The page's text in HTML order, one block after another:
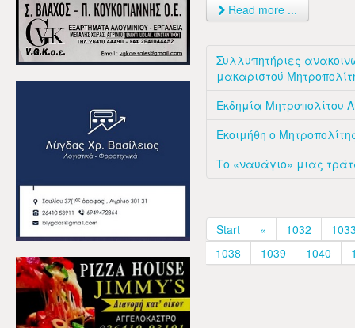
Read more ...
Συλλυπητήριες
μακαριστού
Εκδημία Μητροπολίτου
Εκοιμήθη ο
Το «ναυάγιο» μιας
Start « 1032
1038
1039 1040